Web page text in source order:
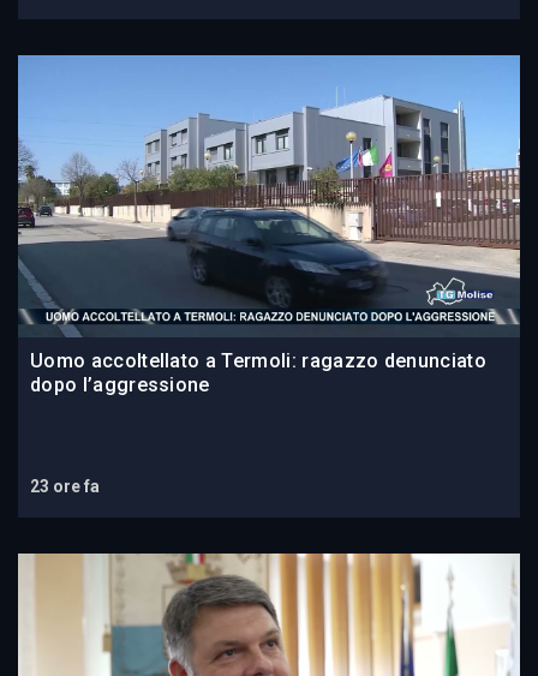
Uomo accoltellato a Termoli: ragazzo denunciato
dopo l’aggressione
23 ore fa